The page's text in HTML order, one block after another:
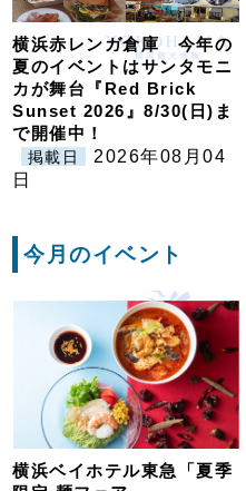
横浜赤レンガ倉庫 今年の
夏のイベントはサンタモニ
カが舞台『Red Brick
Sunset 2026』8/30(日)ま
で開催中！
掲載日
2026年08月04
日
今月のイベント
横浜ベイホテル東急「夏季